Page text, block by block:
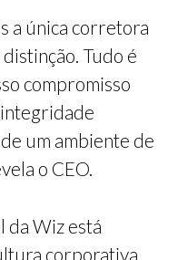
a única corretora
Tudo é
compromisso
um ambiente de
o CEO.
da Wiz está
corporativa,